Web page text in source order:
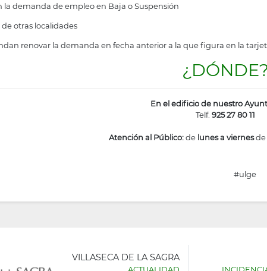
la demanda de empleo en Baja o Suspensión
de otras localidades
renovar la demanda en fecha anterior a la que figura en la
En el edificio de nuestro
Telf. 925 27 80 11
Atención al Público:de lunes a viernesde
#ulge
VILLASECA DE LA SAGRA
ACTUALIDAD